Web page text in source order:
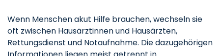
Wenn Menschen akut Hilfe brauchen, wechseln sie
oft zwischen Hausärztinnen und Hausärzten,
Rettungsdienst und Notaufnahme. Die dazugehörigen